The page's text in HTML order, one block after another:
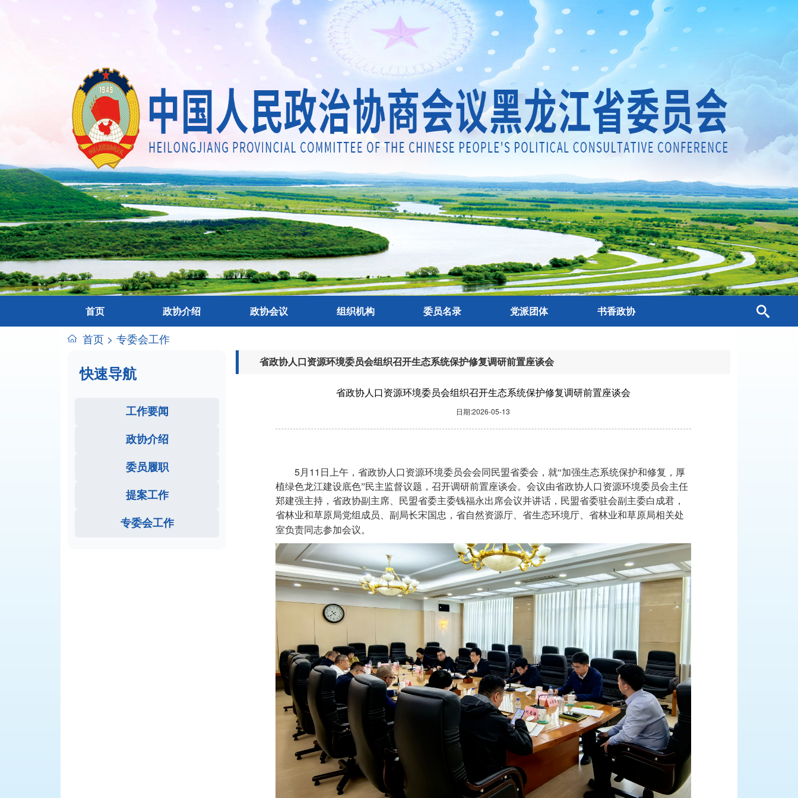
首页 政协介绍 政协会议 组织机构 委员名录 党派团体 书香政协
首页 > 专委会工作
快速导航
工作要闻
政协介绍
委员履职
提案工作
专委会工作
省政协人口资源环境委员会组织召开生态系统保护修复调研前置座谈会
省政协人口资源环境委员会组织召开生态系统保护修复调研前置座谈会
日期:2026-05-13
5月 11 日上午，省政协人口资源环境委员会会同民盟省委会，就“加强生态系统保护和修复，厚
植绿色龙江建设底色”民主监督议题，召开调研前置座谈会。会议由省政协人口资源环境委员会主任
郑建强主持，省政协副主席、民盟省委主委钱福永出席会议并讲话，民盟省委驻会副主委白成君，
省林业和草原局党组成员、副局长宋国忠，省自然资源厅、省生态环境厅、省林业和草原局相关处
室负责同志参加会议。